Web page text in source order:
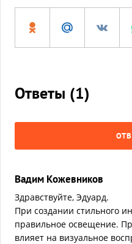
Ответы (1)
Вадим Кожевников
Здравствуйте, Эдуард.
При создании стильного
правильное освещение.
влияет на визуальное